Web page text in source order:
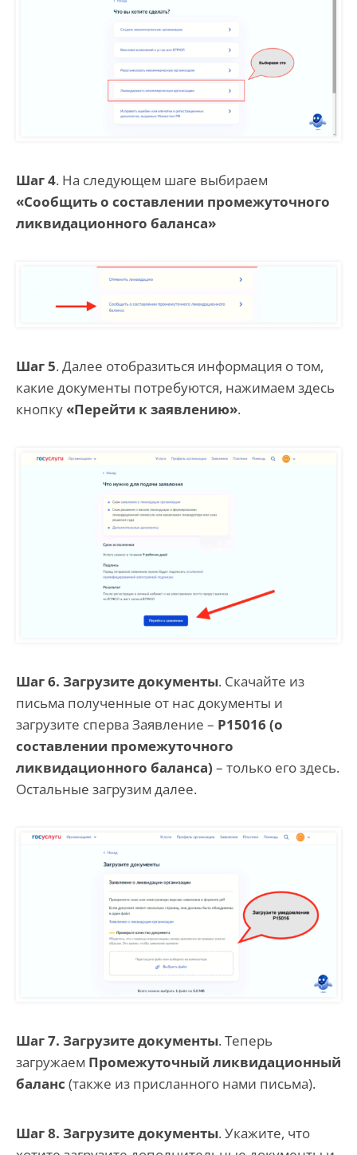
Шаг 4. На следующем шаге выбираем
«Сообщить о составлении промежуточного
ликвидационного баланса»
Шаг 5. Далее отобразиться информация о том,
какие документы потребуются, нажимаем здесь
кнопку «Перейти к заявлению».
Шаг 6. Загрузите документы. Скачайте из
письма полученные от нас документы и
загрузите сперва Заявление – Р15016 (о
составлении промежуточного
ликвидационного баланса) – только его здесь.
Остальные загрузим далее.
Шаг 7. Загрузите документы. Теперь
загружаем Промежуточный ликвидационный
баланс (также из присланного нами письма).
Шаг 8. Загрузите документы. Укажите, что